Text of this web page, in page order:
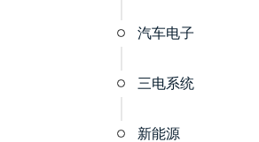
汽车电子
三电系统
新能源